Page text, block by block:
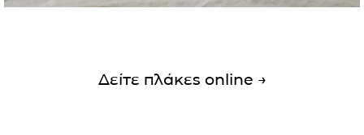
Δείτε πλάκες online →